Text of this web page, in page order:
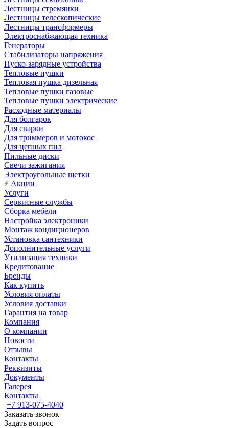
Лестницы стремянки
Лестницы телескопические
Лестницы трансформеры
Электроснабжающая техника
Генераторы
Стабилизаторы напряжения
Пуско-зарядные устройства
Тепловые пушки
Тепловая пушка дизельная
Тепловые пушки газовые
Тепловые пушки электрические
Расходные материалы
Для болгарок
Для сварки
Для триммеров и мотокос
Для цепных пил
Пильные диски
Свечи зажигания
Электроугольные щетки
Акции
Услуги
Сервисные службы
Сборка мебели
Настройка электроники
Монтаж кондиционеров
Установка сантехники
Дополнительные услуги
Утилизация техники
Кредитование
Бренды
Как купить
Условия оплаты
Условия доставки
Гарантия на товар
Компания
О компании
Новости
Отзывы
Контакты
Реквизиты
Документы
Галерея
Контакты
+7 913-075-4040
Заказать звонок
Задать вопрос